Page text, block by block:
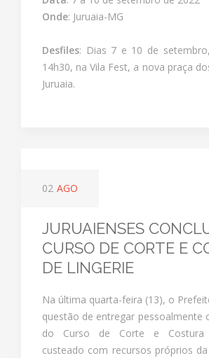
Onde: Juruaia-MG
Desfiles: Dias 7 e 10 de
14h30, na Vila Fest, a nova praça
Juruaia.
02 AGO
JURUAIENSES
CURSO DE CORTE E
DE LINGERIE
Na última quarta-feira (13), o
questão de entregar pessoalmente
do Curso de Corte e Costura
custeado com recursos próprios